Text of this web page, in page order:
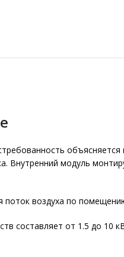
Внутренний модуль
поток воздуха по
составляет от 1.5 до 10